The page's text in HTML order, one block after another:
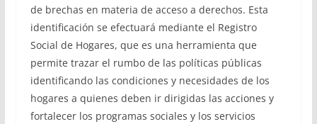
de brechas en materia de acceso a derechos. Esta
identificación se efectuará mediante el Registro
Social de Hogares, que es una herramienta que
permite trazar el rumbo de las políticas públicas
identificando las condiciones y necesidades de los
hogares a quienes deben ir dirigidas las acciones y
fortalecer los programas sociales y los servicios